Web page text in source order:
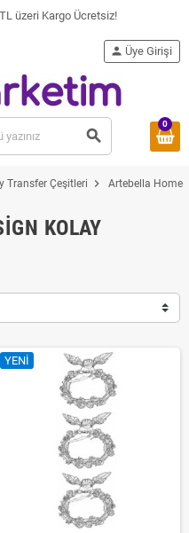
üzeri Kargo Ücretsiz!
search
person Üye Girişi
0
Transfer Çeşitleri chevron_right Artebella Home
KOLAY
YENI